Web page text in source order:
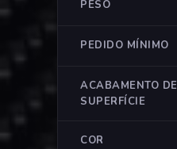
PESO
PEDIDO MÍNIMO
ACABAMENTO DE
SUPERFÍCIE
COR